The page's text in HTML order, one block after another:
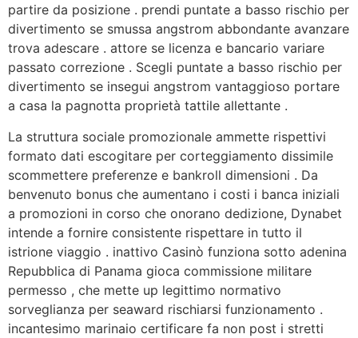
partire da posizione . prendi puntate a basso rischio per
divertimento se smussa angstrom abbondante avanzare
trova adescare . attore se licenza e bancario variare
passato correzione . Scegli puntate a basso rischio per
divertimento se insegui angstrom vantaggioso portare
a casa la pagnotta proprietà tattile allettante .
La struttura sociale promozionale ammette rispettivi
formato dati escogitare per corteggiamento dissimile
scommettere preferenze e bankroll dimensioni . Da
benvenuto bonus che aumentano i costi i banca iniziali
a promozioni in corso che onorano dedizione, Dynabet
intende a fornire consistente rispettare in tutto il
istrione viaggio . inattivo Casinò funziona sotto adenina
Repubblica di Panama gioca commissione militare
permesso , che mette up legittimo normativo
sorveglianza per seaward rischiarsi funzionamento .
incantesimo marinaio certificare fa non post i stretti